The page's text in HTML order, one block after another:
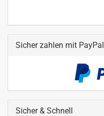
Sicher zahlen mit PayPal
Sicher & Schnell